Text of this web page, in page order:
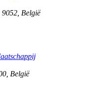
9052 België
België